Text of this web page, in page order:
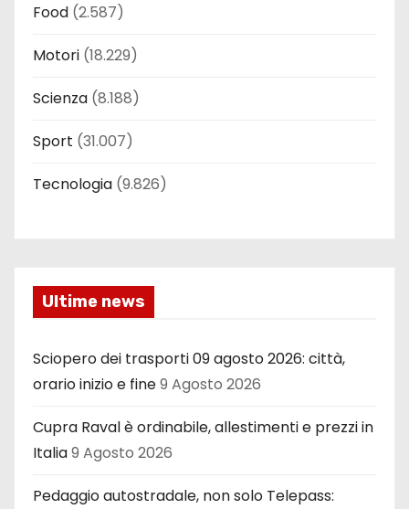
Food (2.587)
Motori (18.229)
Scienza (8.188)
Sport (31.007)
Tecnologia (9.826)
Ultime news
Sciopero dei trasporti 09 agosto 2026: città,
orario inizio e fine9 Agosto 2026
Cupra Raval è ordinabile, allestimenti e prezzi in
Italia9 Agosto 2026
Pedaggio autostradale, non solo Telepass: